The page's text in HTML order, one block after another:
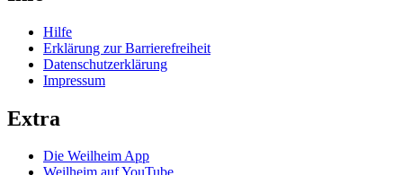
Hilfe
Erklärung zur Barrierefreiheit
Datenschutzerklärung
Impressum
Extra
Die Weilheim App